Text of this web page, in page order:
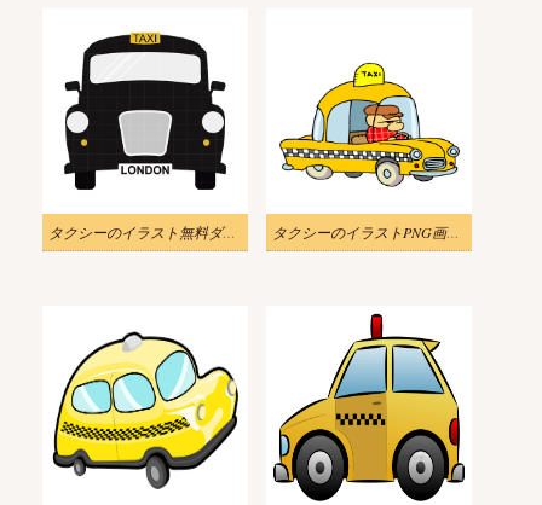
タクシーのイラスト無料ダウンロード タクシーのイラストPNG画像 2